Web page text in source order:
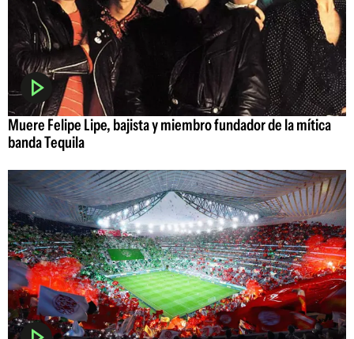
Muere Felipe Lipe, bajista y miembro fundador de la mítica
banda Tequila